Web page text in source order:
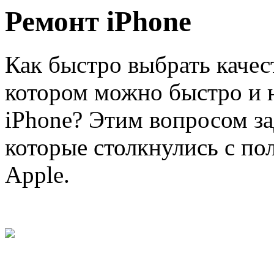
Ремонт iPhone
Как быстро выбрать
котором можно быстро и
iPhone? Этим вопросом
которые столкнулись с
Apple.